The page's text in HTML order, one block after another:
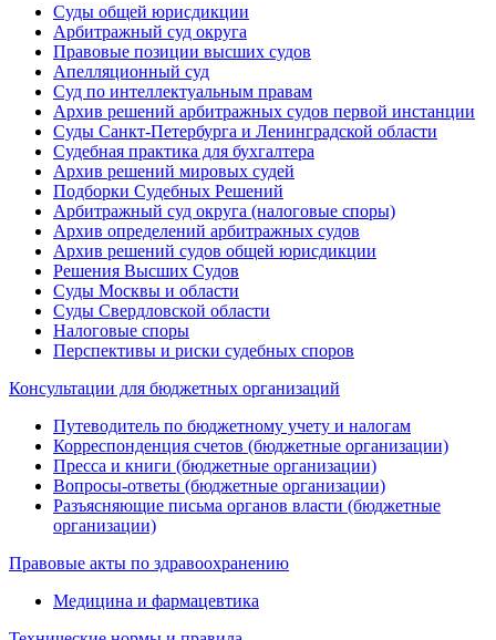
Суды общей юрисдикции
Арбитражный суд округа
Правовые позиции высших судов
Апелляционный суд
Суд по интеллектуальным правам
Архив решений арбитражных судов первой инстанции
Суды Санкт-Петербурга и Ленинградской области
Судебная практика для бухгалтера
Архив решений мировых судей
Подборки Судебных Решений
Арбитражный суд округа (налоговые споры)
Архив определений арбитражных судов
Архив решений судов общей юрисдикции
Решения Высших Судов
Суды Москвы и области
Суды Свердловской области
Налоговые споры
Перспективы и риски судебных споров
Консультации для бюджетных организаций
Путеводитель по бюджетному учету и налогам
Корреспонденция счетов (бюджетные организации)
Пресса и книги (бюджетные организации)
Вопросы-ответы (бюджетные организации)
Разъясняющие письма органов власти (бюджетные
организации)
Правовые акты по здравоохранению
Медицина и фармацевтика